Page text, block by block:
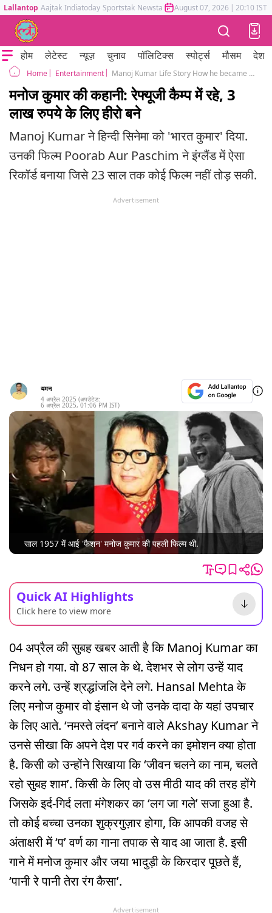
Lallantop Aajtak Indiatoday Sportstak Newstak Mumbai Tak Astrotak
August 07, 2026 | 20:10 IST
होम लेटेस्ट न्यूज़ चुनाव पॉलिटिक्स स्पोर्ट्स मौसम देश
Home Entertainment Manoj Kumar Life Story How he became Bharat Kumar and changed Hindi Cinema
मनोज कुमार की कहानी: रेफ्यूजी कैम्प में रहे, 3
लाख रुपये के लिए हीरो बने
Manoj Kumar ने हिन्दी सिनेमा को 'भारत कुमार' दिया.
उनकी फिल्म Poorab Aur Paschim ने इंग्लैंड में ऐसा
रिकॉर्ड बनाया जिसे 23 साल तक कोई फिल्म नहीं तोड़ सकी.
Advertisement
यमन
4 अप्रैल 2025 (अपडेटेड:
6 अप्रैल 2025, 01:06 PM IST)
साल 1957 में आई 'फैशन' मनोज कुमार की पहली फिल्म थी.
Quick AI Highlights
Click here to view more
04 अप्रैल की सुबह खबर आती है कि Manoj Kumar का
निधन हो गया. वो 87 साल के थे. देशभर से लोग उन्हें याद
करने लगे. उन्हें श्रद्धांजलि देने लगे. Hansal Mehta के
लिए मनोज कुमार वो इंसान थे जो उनके दादा के यहां उपचार
के लिए आते. ‘नमस्ते लंदन’ बनाने वाले Akshay Kumar ने
उनसे सीखा कि अपने देश पर गर्व करने का इमोशन क्या होता
है. किसी को उन्होंने सिखाया कि ‘जीवन चलने का नाम, चलते
रहो सुबह शाम’. किसी के लिए वो उस मीठी याद की तरह होंगे
जिसके इर्द-गिर्द लता मंगेशकर का ‘लग जा गले’ सजा हुआ है.
तो कोई बच्चा उनका शुक्रगुज़ार होगा, कि आपकी वजह से
अंताक्षरी में ‘प’ वर्ण का गाना तपाक से याद आ जाता है. इसी
गाने में मनोज कुमार और जया भादुड़ी के किरदार पूछते हैं,
‘पानी रे पानी तेरा रंग कैसा’.
Advertisement